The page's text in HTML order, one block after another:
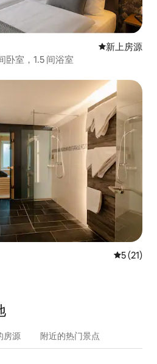
新房源
新上房源
卧室，1.5 间浴室
平均评分
5 (21)
房源 附近的热门景点